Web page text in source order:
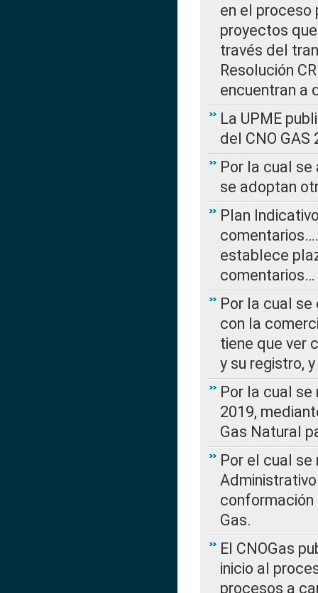
en el proceso
proyectos
través del
Resolución
encuentran a
La UPME
del CNO
Por la cual
se adoptan
Plan
establece
comentarios…
Por la cual
con la
tiene que ver
y su registro,
Por la cual
2019,
Gas Natural
Por el cual
conformación
Gas.
El CNOGas
inicio al
procesos a